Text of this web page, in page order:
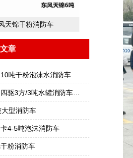
天锦干粉消防车
章
吨干粉泡沫水消防车
驱3方/3吨水罐消防车…
型消防车
4-5吨泡沫消防车
粉消防车